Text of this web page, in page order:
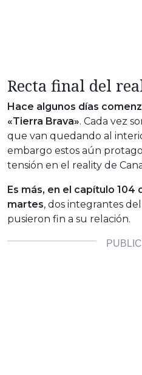
Recta final del
Hace algunos días
«Tierra Brava». Cada vez
que van quedando al
embargo estos aún
tensión en el reality de
Es más, en el capítulo 104
martes, dos integrantes
pusieron fin a su relación.